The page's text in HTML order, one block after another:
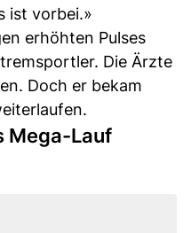
ist vorbei.»
erhöhten Pulses
Die Ärzte
Doch er bekam
Mega-Lauf